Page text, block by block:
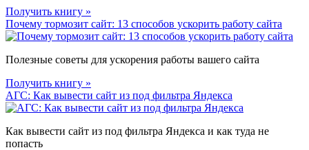
Получить книгу »
Почему тормозит сайт: 13 способов ускорить работу сайта
Полезные советы для ускорения работы вашего сайта
Получить книгу »
АГС: Как вывести сайт из под фильтра Яндекса
Как вывести сайт из под фильтра Яндекса и как туда не
попасть